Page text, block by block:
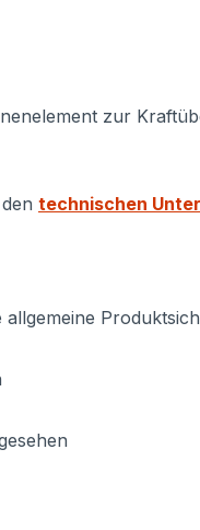
zur
technischen
allgemeine